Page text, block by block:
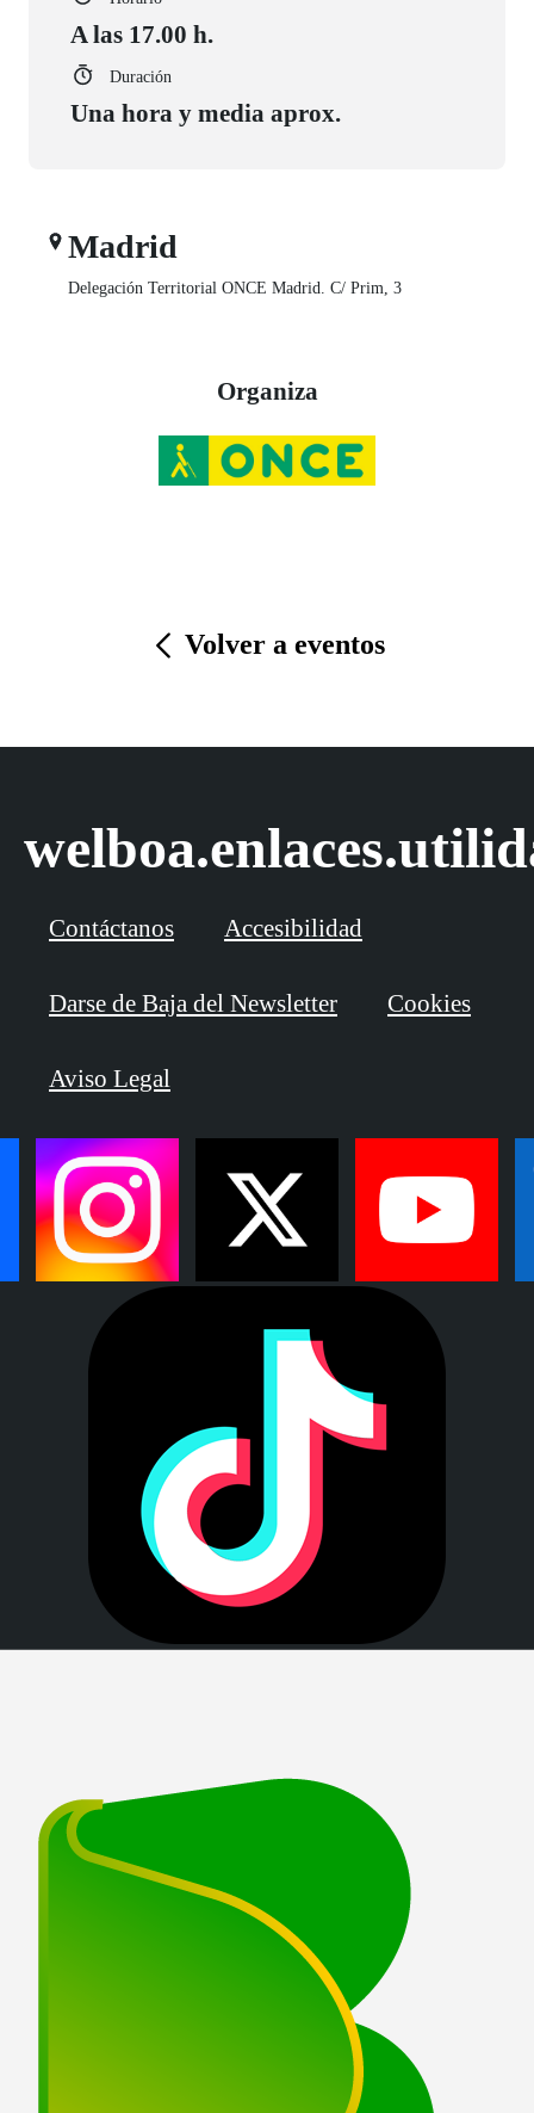
A las 17.00 h.
Duración
Una hora y media aprox.
Madrid
Delegación Territorial ONCE Madrid. C/ Prim, 3
Organiza
Volver a eventos
Contáctanos Accesibilidad
Darse de Baja del Newsletter Cookies
Aviso Legal